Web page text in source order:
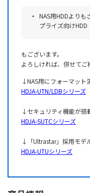
NAS用HDDより
プライズ向け
もございます。
よろしければ、併せてご
↓NAS用にフォーマット
HDJA-UTN/LDBシリーズ
↓セキュリティ機能が
HDJA-SUTCシリーズ
↓「Ultrastar」採用モデ
HDJA-UTUシリーズ